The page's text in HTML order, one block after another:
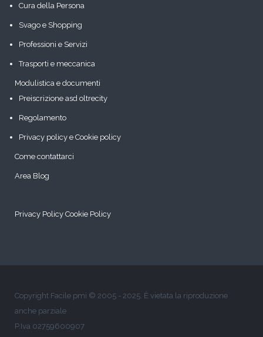
Cura della Persona
Svago e Shopping
Professioni e Servizi
Trasporti e meccanica
Modulistica e documenti
Preiscrizione asd oltrecity
Regolamento
Privacy policy e Cookie policy
Come contattarci
Area Blog
Privacy Policy Cookie Policy
Copyright Facile pmi © 2005 - 2025. È vietata la riproduzione
anche parziale
P.Iva 02759600907